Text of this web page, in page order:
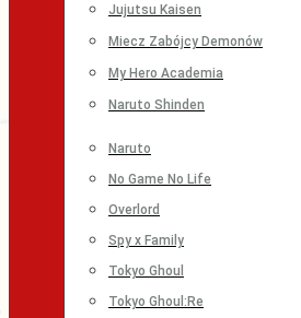
Jujutsu Kaisen
Miecz Zabójcy Demonów
My Hero Academia
Naruto Shinden
Naruto
No Game No Life
Overlord
Spy x Family
Tokyo Ghoul
Tokyo Ghoul:Re